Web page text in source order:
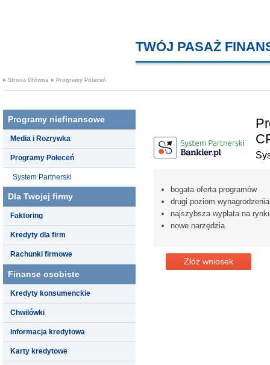
TWÓJ PASAŻ
Strona Główna Programy Poleceń
Programy niefinansowe
Media i Rozrywka
Programy Poleceń
System Partnerski
Dla Twojej firmy
Faktoring
Kredyty dla firm
Rachunki firmowe
Finanse osobiste
Kredyty konsumenckie
Chwilówki
Informacja kredytowa
Karty kredytowe
bogata oferta programów
drugi poziom wynagrodzenia
najszybsza wypłata na
nowe narzędzia
Złóż wniosek